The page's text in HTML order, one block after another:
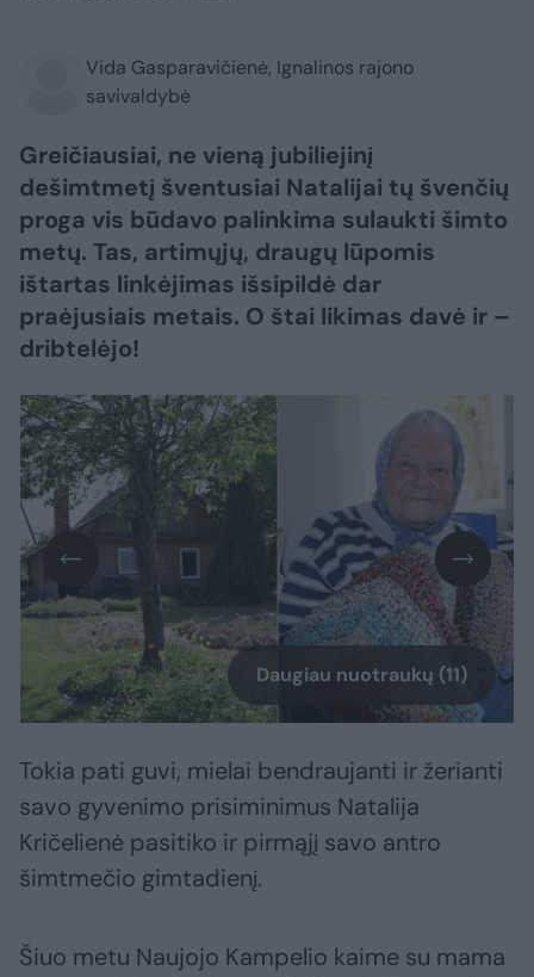
Vida Gasparavičienė, Ignalinos rajono
savivaldybė
Greičiausiai, ne vieną jubiliejinį
dešimtmetį šventusiai Natalijai tų švenčių
proga vis būdavo palinkima sulaukti šimto
metų. Tas, artimųjų, draugų lūpomis
ištartas linkėjimas išsipildė dar
praėjusiais metais. O štai likimas davė ir –
dribtelėjo!
Daugiau nuotraukų (11)
Tokia pati guvi, mielai bendraujanti ir žerianti
savo gyvenimo prisiminimus Natalija
Kričelienė pasitiko ir pirmąjį savo antro
šimtmečio gimtadienį.
Šiuo metu Naujojo Kampelio kaime su mama